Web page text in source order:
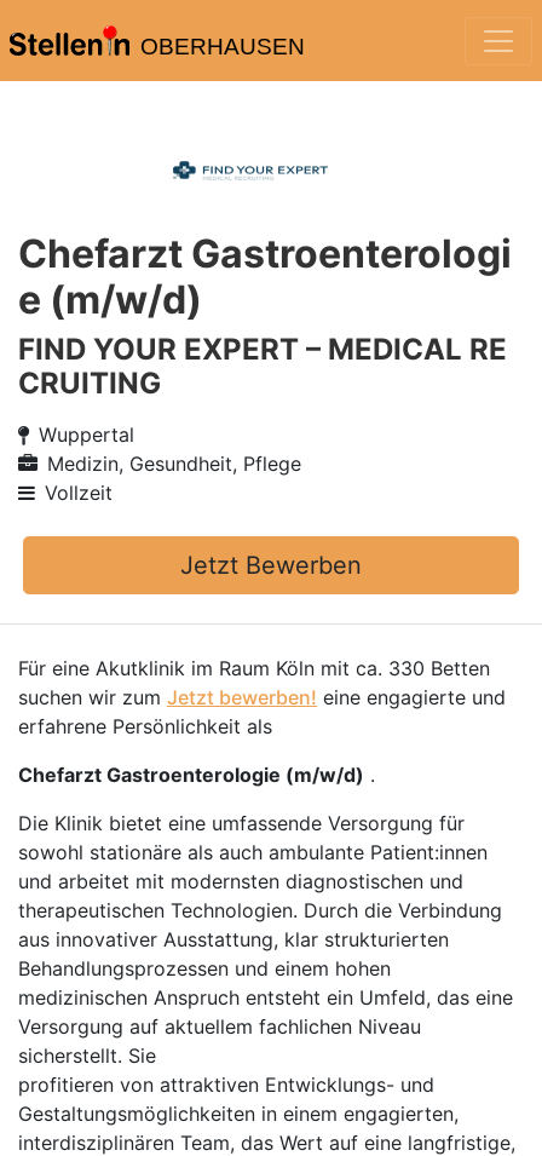
OBERHAUSEN
Chefarzt Gastroenterologi
e (m/w/d)
FIND YOUR EXPERT – MEDICAL RE
CRUITING
Wuppertal
Medizin, Gesundheit, Pflege
Vollzeit
Jetzt Bewerben
Für eine Akutklinik im Raum Köln mit ca. 330 Betten
suchen wir zum Jetzt bewerben! eine engagierte und
erfahrene Persönlichkeit als
Chefarzt Gastroenterologie (m/w/d) .
Die Klinik bietet eine umfassende Versorgung für
sowohl stationäre als auch ambulante Patient:innen
und arbeitet mit modernsten diagnostischen und
therapeutischen Technologien. Durch die Verbindung
aus innovativer Ausstattung, klar strukturierten
Behandlungsprozessen und einem hohen
medizinischen Anspruch entsteht ein Umfeld, das eine
Versorgung auf aktuellem fachlichen Niveau
sicherstellt. Sie
profitieren von attraktiven Entwicklungs- und
Gestaltungsmöglichkeiten in einem engagierten,
interdisziplinären Team, das Wert auf eine langfristige,